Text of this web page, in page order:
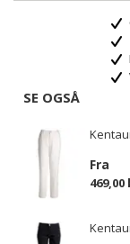
SE OGSÅ
Fra
469,00